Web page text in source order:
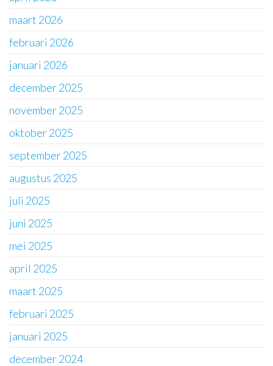
maart 2026
februari 2026
januari 2026
december 2025
november 2025
oktober 2025
september 2025
augustus 2025
juli 2025
juni 2025
mei 2025
april 2025
maart 2025
februari 2025
januari 2025
december 2024